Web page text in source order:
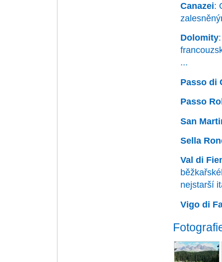
Canazei:
Dolomity
...
Passo di
Passo
San
Sella
Val di
nejstarší
Vigo di